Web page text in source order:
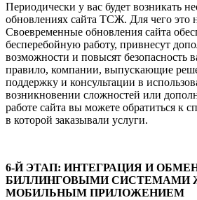
Периодически у вас будет возникать
обновлениях сайта ТСЖ. Для чего это
Своевременные обновления сайта
бесперебойную работу, привнесут
возможности и повысят безопасность
правило, компании, выпускающие
поддержку и консультации в
возникновении сложностей или
работе сайта вы можете обратиться к
в которой заказывали услуги.
6-Й ЭТАП: ИНТЕГРАЦИЯ И
БИЛЛИНГОВЫМИ СИСТЕМАМИ
МОБИЛЬНЫМ ПРИЛОЖЕНИЕМ